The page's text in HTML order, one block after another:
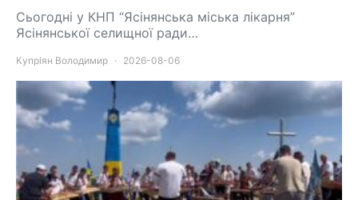
Сьогодні у КНП “Ясінянська міська лікарня”
Ясінянської селищної ради…
Купріян Володимир 2026-08-06